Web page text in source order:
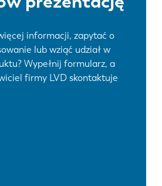
informacji, zapytać o
lub wziąć udział w
Wypełnij formularz, a
firmy LVD skontaktuje